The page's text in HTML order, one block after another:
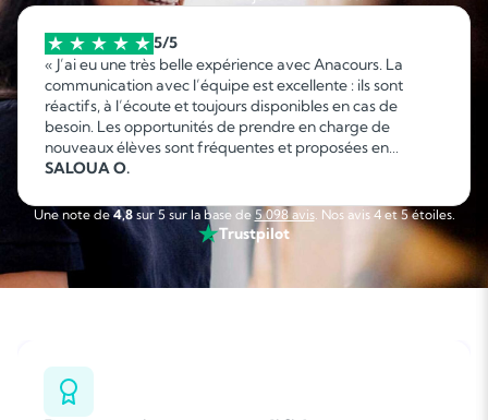
5/5
« J’ai eu une très belle expérience avec Anacours. La
communication avec l’équipe est excellente : ils sont
réactifs, à l’écoute et toujours disponibles en cas de
besoin. Les opportunités de prendre en charge de
nouveaux élèves sont fréquentes et proposées en
fonction de mes disponibilités, ce qui permet d’organiser
sérieuse, flexible et agréable que je recommande sans
hésitation. »
SALOUA O.
Une note de4,8sur 5 sur la base de 5 098 avis. Nos avis 4 et 5 étoiles.
Trustpilot